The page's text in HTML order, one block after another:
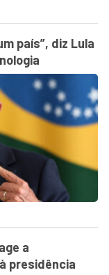
país”, diz Lula
a
presidência